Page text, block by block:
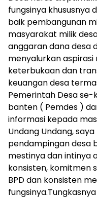
fungsinya khususnya
baik pembangunan
masyarakat milik
anggaran dana desa
menyalurkan aspirasi
keterbukaan dan
keuangan desa
Pemerintah Desa
banten ( Pemdes )
informasi kepada
Undang Undang,
pendampingan desa
mestinya dan intinya
konsisten, komitmen
BPD dan konsisten